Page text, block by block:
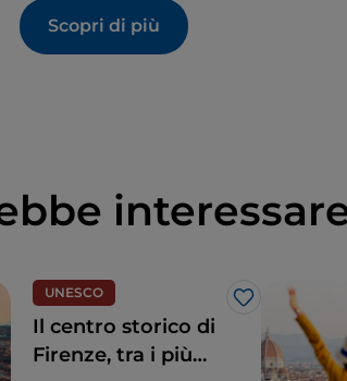
Scopri di più
UNESCO
Like
Il centro storico di
Firenze, tra i più